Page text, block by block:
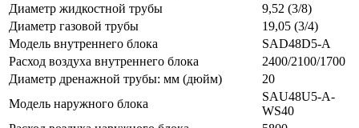
Диаметр жидкостной трубы
9,52 (3/8)
Диаметр газовой трубы
19,05 (3/4)
Модель внутреннего блока
SAD48D5-A
Расход воздуха внутреннего блока
2400/2100/1700
Диаметр дренажной трубы: мм (дюйм)
20
Модель наружного блока
SAU48U5-A-
WS40